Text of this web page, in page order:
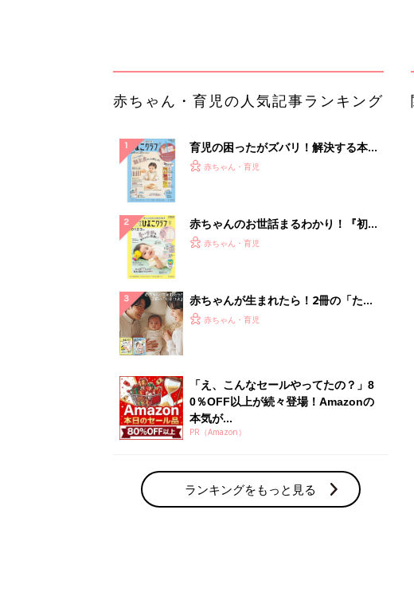
0％OFF以上が続々登場！Amazonの
本気が...
PR（Amazon）
ランキングをもっと見る
赤ちゃん・育児の人気テーマ
育児日記・マンガ